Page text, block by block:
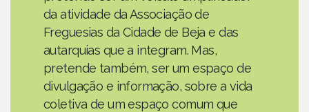
da atividade da Associação de
Freguesias da Cidade de Beja e das
autarquias que a integram. Mas,
pretende também, ser um espaço de
divulgação e informação, sobre a vida
coletiva de um espaço comum que